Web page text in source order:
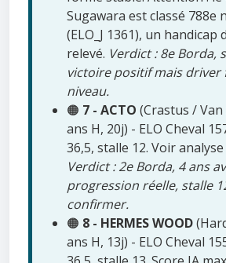
Sugawara est classé 788e
(ELO_J 1361), un handicap
relevé. Verdict : 8e Borda,
victoire positif mais driver
niveau.
🟠 7 - ACTO (Crastus /
ans H, 20j) - ELO Cheval
36,5, stalle 12. Voir
Verdict : 2e Borda, 4 ans
progression réelle, stalle
confirmer.
🟠 8 - HERMES WOOD
ans H, 13j) - ELO Cheval